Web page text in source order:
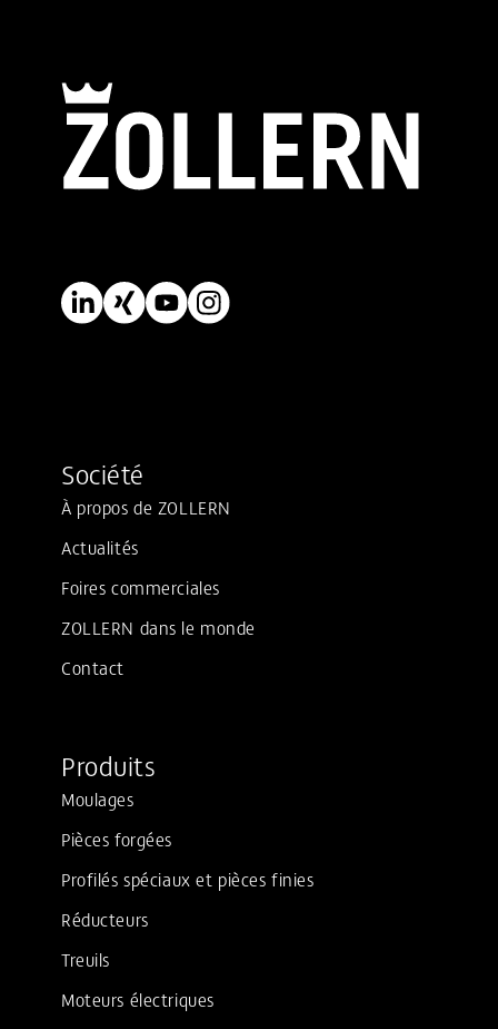
Société
À propos de ZOLLERN
Actualités
Foires commerciales
ZOLLERN dans le monde
Contact
Produits
Moulages
Pièces forgées
Profilés spéciaux et pièces finies
Réducteurs
Treuils
Moteurs électriques